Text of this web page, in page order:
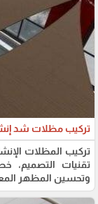
تركيب مظلات شد
تركيب المظلات
تقنيات التصميم،
وتحسين المظهر